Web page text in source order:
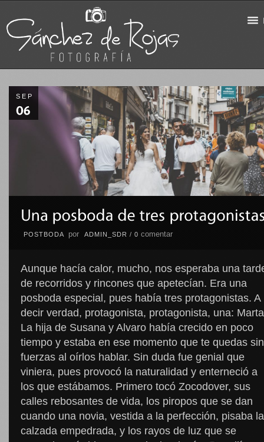
SEP
POSTBODA por ADMIN_SDR / 0 comentar
Aunque hacía calor, mucho, nos esperaba una
de recorridos y rincones que apetecían. Era una
posboda especial, pues había tres protagonistas. A
decir verdad, protagonista, protagonista, una:
La hija de Susana y Alvaro había crecido en poco
tiempo y estaba en ese momento que te quedas sin
fuerzas al oírlos hablar. Sin duda fue genial que
viniera, pues provocó la naturalidad y enterneció a
los que estábamos. Primero tocó Zocodover, sus
calles rebosantes de vida, los piropos que se dan
cuando una novia, vestida a la perfección, pisaba la
calzada empedrada, y los rayos de luz que se